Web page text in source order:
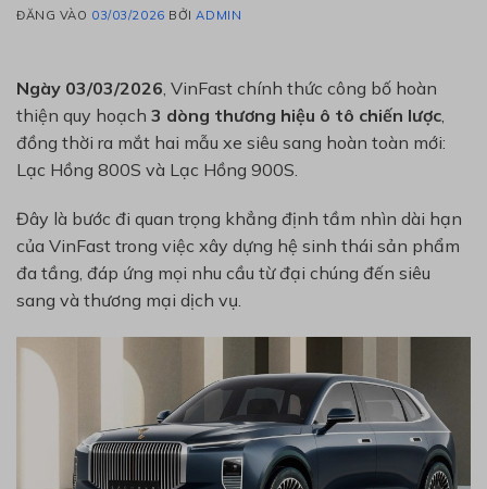
ĐĂNG VÀO 03/03/2026 BỞIADMIN
Ngày 03/03/2026 VinFast chính thức công bố hoàn
thiện quy hoạch 3 dòng thương hiệu ô tô chiến lược
đồng thời ra mắt hai mẫu xe siêu sang hoàn toàn mới:
Lạc Hồng 800S và Lạc Hồng 900S
Đây là bước đi quan trọng khẳng định tầm nhìn dài hạn
của VinFast trong việc xây dựng hệ sinh thái sản phẩm
đa tầng, đáp ứng mọi nhu cầu từ đại chúng đến siêu
sang và thương mại dịch vụ.